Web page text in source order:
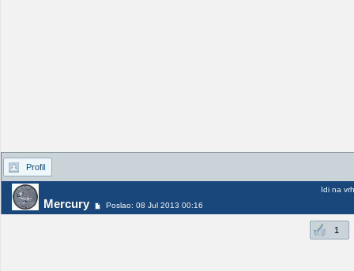
Profil
Mercury Poslao: 08 Jul 2013 00:16
Idi na vrh
1